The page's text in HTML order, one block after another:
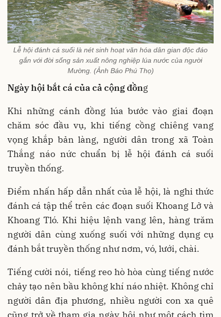
Lễ hội đánh cá suối là nét sinh hoạt văn hóa dân gian độc đáo
gắn với đời sống sản xuất nông nghiệp lúa nước của người
Mường. (Ảnh Báo Phú Thọ)
Ngày hội bắt cá của cả cộng đồng
Khi những cánh đồng lúa bước vào giai đoạn
chăm sóc đầu vụ, khi tiếng cồng chiêng vang
vọng khắp bản làng, người dân trong xã Toàn
Thắng náo nức chuẩn bị lễ hội đánh cá suối
truyền thống.
Điểm nhấn hấp dẫn nhất của lễ hội, là nghi thức
đánh cá tập thể trên các đoạn suối Khoang Lở và
Khoang Tló. Khi hiệu lệnh vang lên, hàng trăm
người dân cùng xuống suối với những dụng cụ
đánh bắt truyền thống như nơm, vó, lưới, chài.
Tiếng cười nói, tiếng reo hò hòa cùng tiếng nước
chảy tạo nên bầu không khí náo nhiệt. Không chỉ
người dân địa phương, nhiều người con xa quê